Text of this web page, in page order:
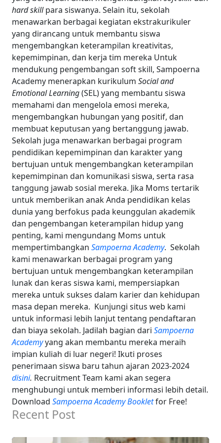
hard skillpara siswanya. Selain itu, sekolah
menawarkan berbagai kegiatan ekstrakurikuler
yang dirancang untuk membantu siswa
mengembangkan keterampilan kreativitas,
kepemimpinan, dan kerja tim mereka Untuk
mendukung pengembangan soft skill, Sampoerna
Academy menerapkan kurikulum Social and
Emotional Learning(SEL) yang membantu siswa
memahami dan mengelola emosi mereka,
mengembangkan hubungan yang positif, dan
membuat keputusan yang bertanggung jawab.
Sekolah juga menawarkan berbagai program
pendidikan kepemimpinan dan karakter yang
bertujuan untuk mengembangkan keterampilan
kepemimpinan dan komunikasi siswa, serta rasa
tanggung jawab sosial mereka. Jika Moms tertarik
untuk memberikan anak Anda pendidikan kelas
dunia yang berfokus pada keunggulan akademik
dan pengembangan keterampilan hidup yang
penting, kami mengundang Moms untuk
mempertimbangkan Sampoerna Academy. Sekolah
kami menawarkan berbagai program yang
bertujuan untuk mengembangkan keterampilan
lunak dan keras siswa kami, mempersiapkan
mereka untuk sukses dalam karier dan kehidupan
masa depan mereka. Kunjungi situs web kami
untuk informasi lebih lanjut tentang pendaftaran
dan biaya sekolah. Jadilah bagian dari Sampoerna
Academyyang akan membantu mereka meraih
impian kuliah di luar negeri! Ikuti proses
penerimaan siswa baru tahun ajaran 2023-2024
disini. Recruitment Team kami akan segera
menghubungi untuk memberi informasi lebih detail.
Download Sampoerna Academy Bookletfor Free!
Recent Post